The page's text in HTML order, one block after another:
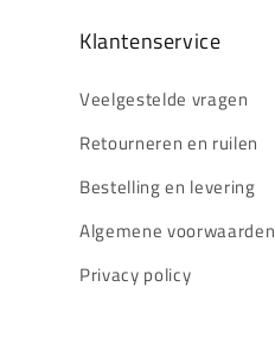
Klantenservice
Veelgestelde vragen
Retourneren en ruilen
Bestelling en levering
Algemene voorwaarden
Privacy policy